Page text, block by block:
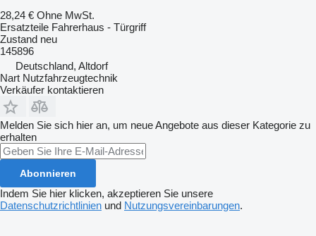
28,24 € Ohne MwSt.
Ersatzteile Fahrerhaus - Türgriff
Zustand neu
145896
Deutschland, Altdorf
Nart Nutzfahrzeugtechnik
Verkäufer kontaktieren
Melden Sie sich hier an, um neue Angebote aus dieser Kategorie zu
erhalten
Abonnieren
Indem Sie hier klicken, akzeptieren Sie unsere
Datenschutzrichtlinien und Nutzungsvereinbarungen.